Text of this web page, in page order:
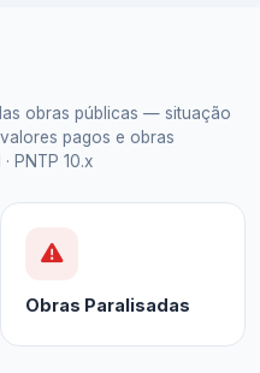
obras públicas — situação
pagos e obras
PNTP 10.x
Obras Paralisadas